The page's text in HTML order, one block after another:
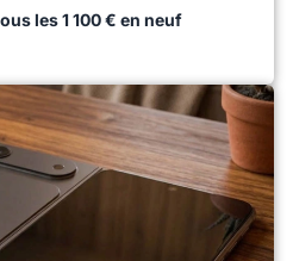
les 1 100 € en neuf